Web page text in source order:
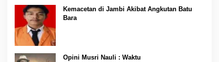
Kemacetan di Jambi Akibat Angkutan Batu
Bara
Opini Musri Nauli : Waktu